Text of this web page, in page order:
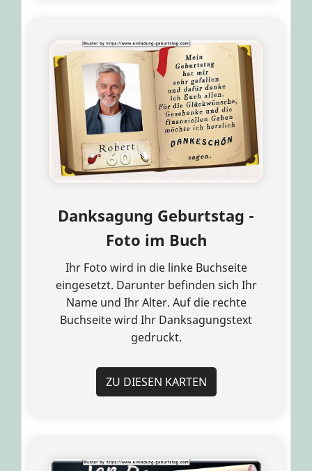
Danksagung Geburtstag -
Foto im Buch
Ihr Foto wird in die linke Buchseite
eingesetzt. Darunter befinden sich Ihr
Name und Ihr Alter. Auf die rechte
Buchseite wird Ihr Danksagungstext
gedruckt.
ZU DIESEN KARTEN